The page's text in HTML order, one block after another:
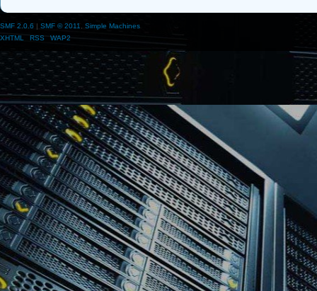
SMF 2.0.6 | SMF © 2011
Simple Machines
XHTML
RSS WAP2